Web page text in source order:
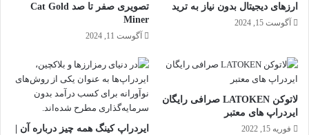
ارزهای دیجیتال بدون نیاز به ترید
آگوست 15, 2024
تصویری صفر تا صد Cat Gold
Miner
آگوست 11, 2024
لاتوکن LATOKEN صرافی رایگان
ایردراپ های معتبر
فوریه 15, 2022
ایردراپ کینگ همه چیز درباره آن |